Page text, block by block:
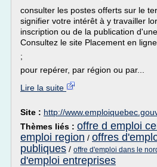
consulter les postes offerts sur le
signifier votre intérêt à y travailler
inscription ou de la publication
Consultez le site Placement en ligne
;
pour repérer, par région ou par...
Lire la suite
Site : http://
Thèmes liés : offre d emploi
emploi region / offres
publiques / offre d'emploi dans le
d'emploi entreprises